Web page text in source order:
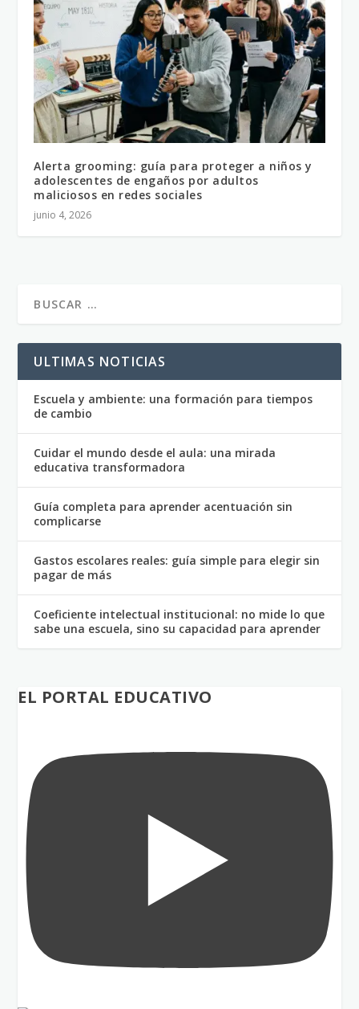
Alerta grooming: guía para proteger a niños y
adolescentes de engaños por adultos
maliciosos en redes sociales
junio 4, 2026
ULTIMAS NOTICIAS
Escuela y ambiente: una formación para tiempos
de cambio
Cuidar el mundo desde el aula: una mirada
educativa transformadora
Guía completa para aprender acentuación sin
complicarse
Gastos escolares reales: guía simple para elegir sin
pagar de más
Coeficiente intelectual institucional: no mide lo que
sabe una escuela, sino su capacidad para aprender
EL PORTAL EDUCATIVO